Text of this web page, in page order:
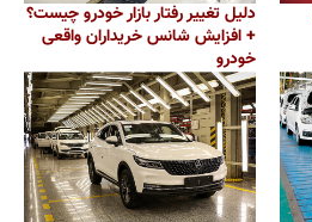
دلیل تغییر رفتار بازار خودرو چیست؟
+ افزایش شانس خریداران واقعی
خودرو